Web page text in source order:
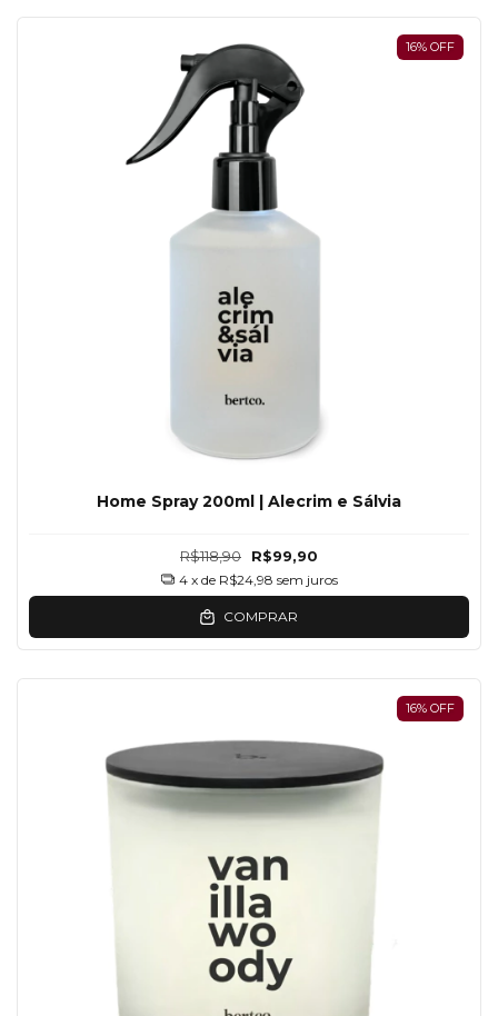
16% OFF
Home Spray 200ml | Alecrim e Sálvia
R$118,90 R$99,90
4 x de R$24,98 sem juros
COMPRAR
16% OFF